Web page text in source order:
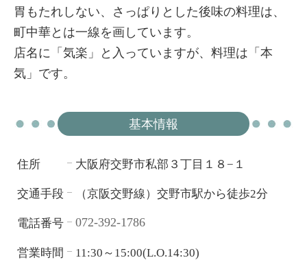
胃もたれしない、さっぱりとした後味の料理は、
町中華とは一線を画しています。
店名に「気楽」と入っていますが、料理は「本
気」です。
基本情報
住所 ― 大阪府交野市私部３丁目１８−１
交通手段 ― （京阪交野線）交野市駅から徒歩2分
電話番号 ― 072-392-1786
営業時間 ―
11:30～15:00(L.O.14:30)